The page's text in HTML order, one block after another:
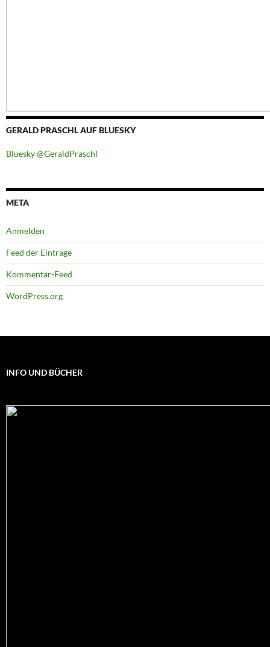
GERALD PRASCHL AUF BLUESKY
Bluesky @GeraldPraschl
META
Anmelden
Feed der Einträge
Kommentar-Feed
WordPress.org
INFO UND BÜCHER